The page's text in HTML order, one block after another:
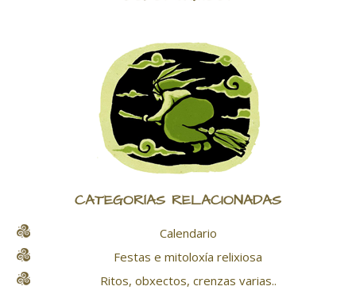
CATEGORÍAS RELACIONADAS
Calendario
Festas e mitoloxía relixiosa
Ritos, obxectos, crenzas varias..